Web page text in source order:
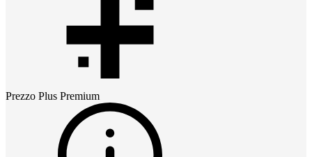
Prezzo Plus Premium